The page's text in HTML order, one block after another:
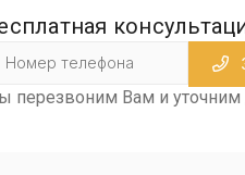
перезвоним Вам и уточним